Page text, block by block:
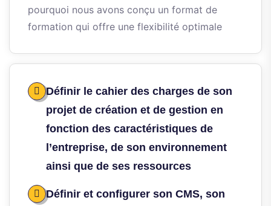
pourquoi nous avons conçu un format de
formation qui offre une flexibilité optimale
Définir le cahier des charges de son
projet de création et de gestion en
fonction des caractéristiques de
l’entreprise, de son environnement
ainsi que de ses ressources
Définir et configurer son CMS, son